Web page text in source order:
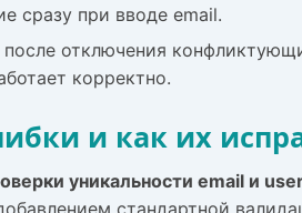
сразу при вводе email.
после отключения
корректно.
и как их
уникальности email и
стандартной